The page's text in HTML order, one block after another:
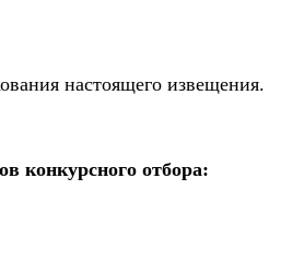
настоящего извещения.
конкурсного отбора: